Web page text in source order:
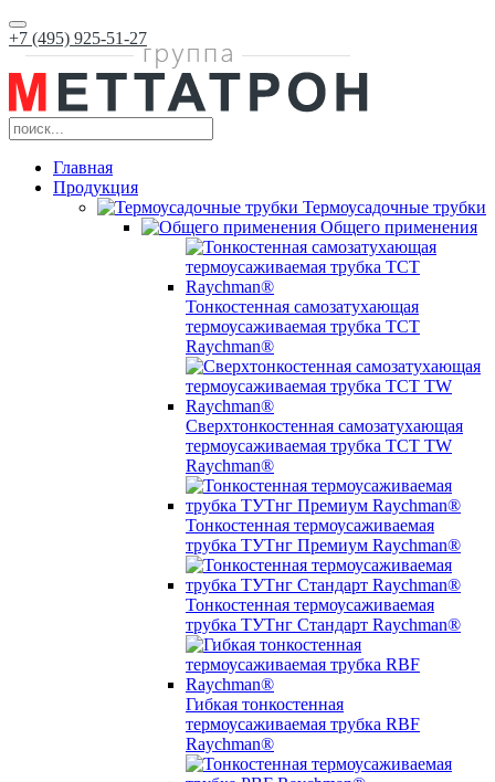
+7 (495) 925-51-27
Главная
Продукция
Термоусадочные трубки
Общего применения
Тонкостенная самозатухающая
термоусаживаемая трубка ТCT
Raychman®
Сверхтонкостенная самозатухающая
термоусаживаемая трубка ТCT TW
Raychman®
Тонкостенная термоусаживаемая
трубка ТУТнг Премиум Raychman®
Тонкостенная термоусаживаемая
трубка ТУТнг Стандарт Raychman®
Гибкая тонкостенная
термоусаживаемая трубка RBF
Raychman®